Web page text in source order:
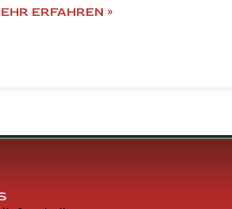
ERFAHREN »